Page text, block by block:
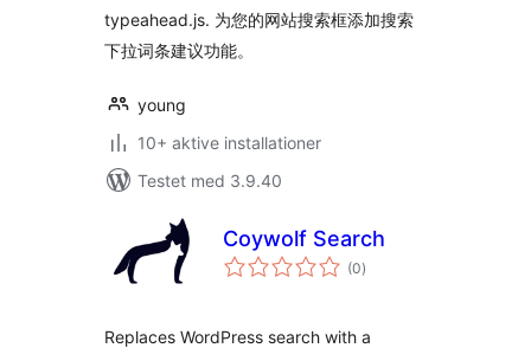
typeahead.js. 为您的网站搜索框添加搜索
下拉词条建议功能。
young
10+ aktive installationer
Testet med 3.9.40
Coywolf Search
(0totale
bedømmelser
)
Replaces WordPress search with a